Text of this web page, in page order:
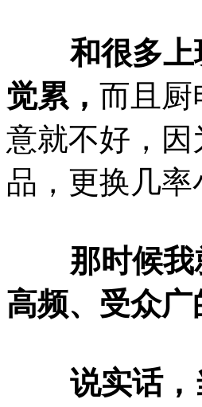
和很多上班
觉累， 而且厨
意就不好，
品，更换几
那时候我就
高频、受众
说实话，当